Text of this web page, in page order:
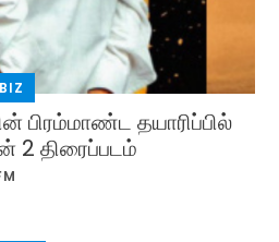
பிரம்மாண்ட தயாரிப்பில்
2 திரைப்படம்